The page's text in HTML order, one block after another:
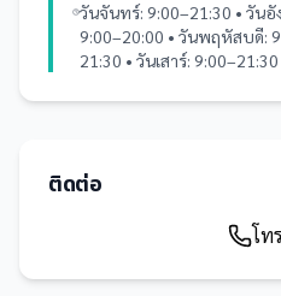
วันจันทร์: 9:00–21:30 • วันอั
9:00–20:00 • วันพฤหัสบดี:
21:30 • วันเสาร์:
ติดต่อ
โท